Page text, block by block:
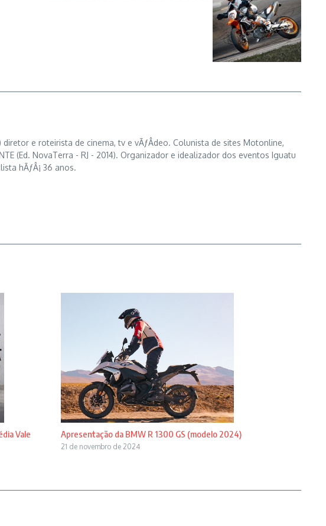
e roteirista de cinema, tv e vÃƒÂ­deo. Colunista de sites Motonline,
(Ed. NovaTerra - RJ - 2014). Organizador e idealizador dos eventos Iguatu
hÃƒÂ¡ 36 anos.
Vale
Apresentação da BMW R 1300 GS (modelo 2024)
21 de novembro de 2024